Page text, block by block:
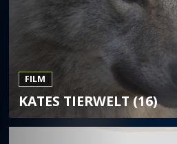
FILM
KATES TIERWELT (16)